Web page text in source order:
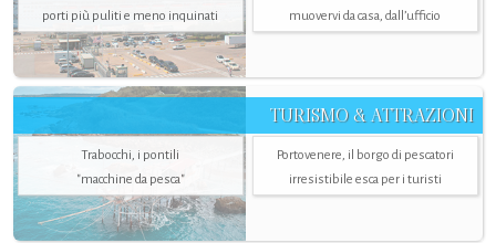
porti più puliti e meno inquinati
muovervi da casa, dall’ufficio
TURISMO & ATTRAZIONI
Trabocchi, i pontili
"macchine da pesca"
Portovenere, il borgo di pescatori
irresistibile esca per i turisti